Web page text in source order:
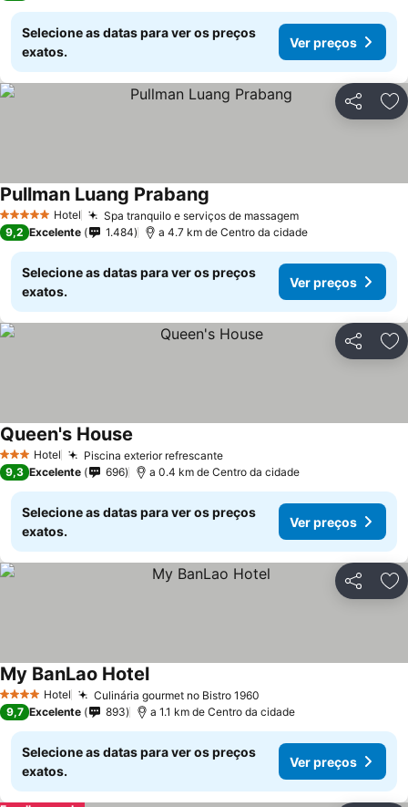
Selecione as datas para ver os preços
exatos.
Ver preços
Partilhar
5 Estrelas Hotel Spa tranquilo e serviços de massagemVer preços
Pullman Luang Prabang
9,2 Excelente 1.484 a 4.7 km de Centro da cidade
Selecione as datas para ver os preços
exatos.
Ver preços
Partilhar
3 EstrelasHotel Piscina exterior refrescanteVer preços
Queen's House
9,3 Excelente 696 a 0.4 km de Centro da cidade
Selecione as datas para ver os preços
exatos.
Ver preços
Partilhar
4 EstrelasHotel Culinária gourmet no Bistro 1960
My BanLao HotelVer preços
9,7 Excelente 893 a 1.1 km de Centro da cidade
Selecione as datas para ver os preços
exatos.
Ver preços